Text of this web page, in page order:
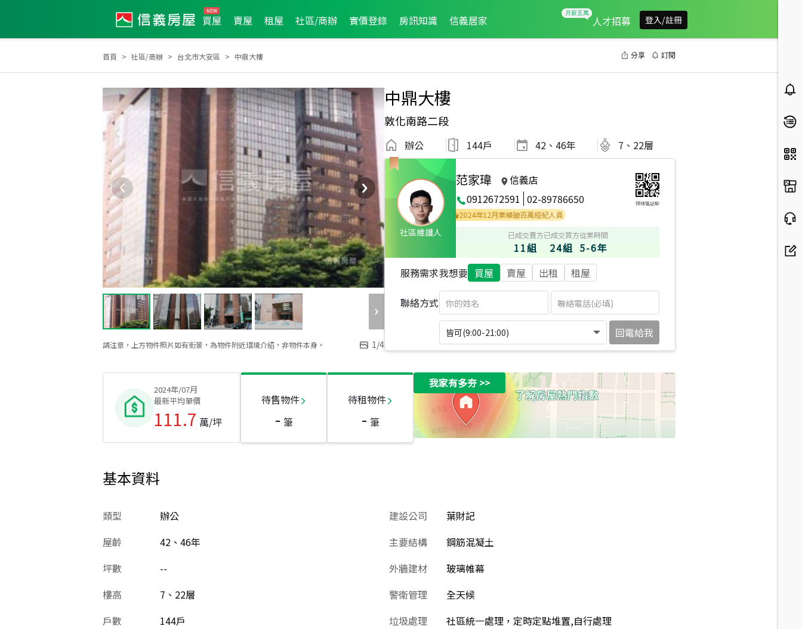
買屋 賣屋 租屋 社區/商辦 實價登錄 房訊知識 信義居家 人才招募 登入/註冊
首頁 社區/商辦 台北市大安區 中鼎大樓 分享 訂閱
請注意，上方物件照片如有街景，為物件附近環境介紹，非物件本身。 1/4
中鼎大樓
敦化南路二段
辦公 144戶 42、46年 7、22層
社區維護人
范家瑋
信義店
0912672591 02-89786650 掃碼電話聊
土地達人 2025年10月區業績TOP1 2024年12月區成件TOP2 2025年10月業績破二百萬經紀人員
2024年12月業績破百萬經紀人員
已成交賣方
11組
已成交買方
24組
從業時間
5-6年
服務需求我想要 買屋 賣屋 出租 租屋
聯絡方式
皆可(9:00-21:00) 回電給我
2024年/07月
最新平均單價
111.7 萬/坪
待售物件
- 筆
待租物件
- 筆
我家有多夯>>
基本資料
類型
辦公
屋齡
42、46年
坪數
--
樓高
7、22層
戶數
144戶
建設公司
葉財記
主要結構
鋼筋混凝土
外牆建材
玻璃帷幕
警衛管理
全天候
垃圾處理
社區統一處理，定時定點堆置,自行處理